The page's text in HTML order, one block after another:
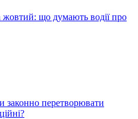
жовтий: що думають водії про
законно перетворювати